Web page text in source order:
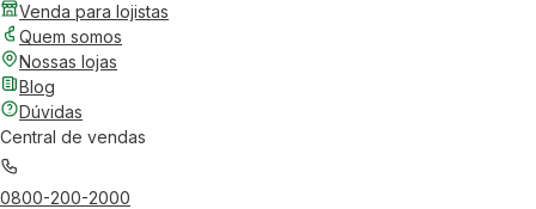
Venda para lojistas
Quem somos
Nossas lojas
Blog
Dúvidas
Central de vendas
0800-200-2000